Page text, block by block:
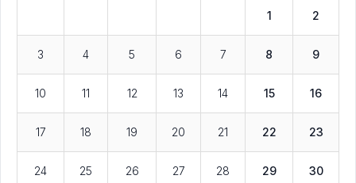
1 2
3 4 5 6 7 8 9
10 11 12 13 14 15 16
17 18 19 20 21 22 23
24 25 26 27 28 29 30